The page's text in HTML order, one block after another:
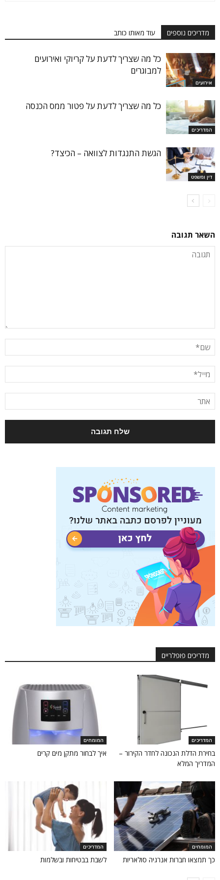
מדריכים נוספים עוד מאותו כותב
אירועים
כל מה שצריך לדעת על קריוקי ואירועים
למבוגרים
המדריכים
כל מה שצריך לדעת על פטור ממס הכנסה
דין ומשפט
הגשת התנגדות לצוואה – הכיצד?
השאר תגובה
מדריכים פופלריים
המדריכים
בחירת הדלת הנכונה לחדר הקירור –
המדריך המלא
המומחים
איך לבחור מתקן מים קרים
המומחים
כך תמצאו חברות אנרגיה סולאריות
המדריכים
לשבת בבטיחות ובשלמות